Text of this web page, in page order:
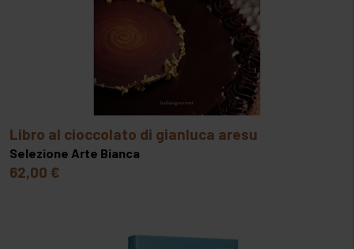
libro al cioccolato di gianluca aresu
Selezione Arte Bianca
62,00 €